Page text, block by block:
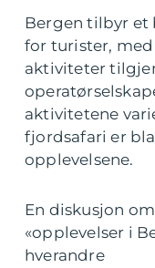
Bergen tilbyr et
for turister, med
aktiviteter
aktivitetene
fjordsafari er
opplevelsene.
En diskusjon
«opplevelser i
hverandre